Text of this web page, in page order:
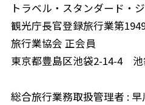
トラベル・スタンダード・
観光庁長官登録旅行業第
旅行業協会 正会員
東京都豊島区池袋2-14-4 池
総合旅行業務取扱管理者 :